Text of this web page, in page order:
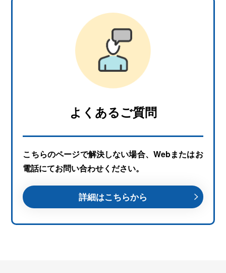
よくあるご質問
こちらのページで解決しない場合、Webまたはお
電話にてお問い合わせください。
詳細はこちらから